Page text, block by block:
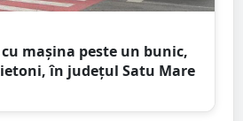
mașina peste un bunic,
în județul Satu Mare